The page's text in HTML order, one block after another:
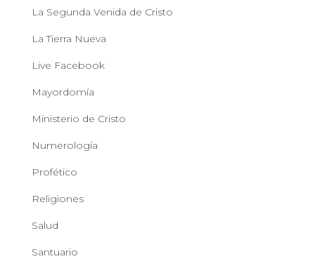
La Segunda Venida de Cristo
La Tierra Nueva
Live Facebook
Mayordomía
Ministerio de Cristo
Numerología
Profético
Religiones
Salud
Santuario